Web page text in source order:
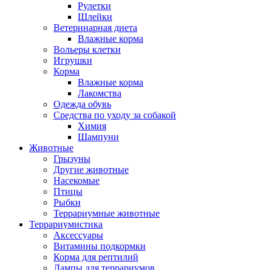
Рулетки
Шлейки
Ветеринарная диета
Влажные корма
Вольеры клетки
Игрушки
Корма
Влажные корма
Лакомства
Одежда обувь
Средства по уходу за собакой
Химия
Шампуни
Животные
Грызуны
Другие животные
Насекомые
Птицы
Рыбки
Террариумные животные
Террариумистика
Аксессуары
Витамины подкормки
Корма для рептилий
Лампы для террариумов